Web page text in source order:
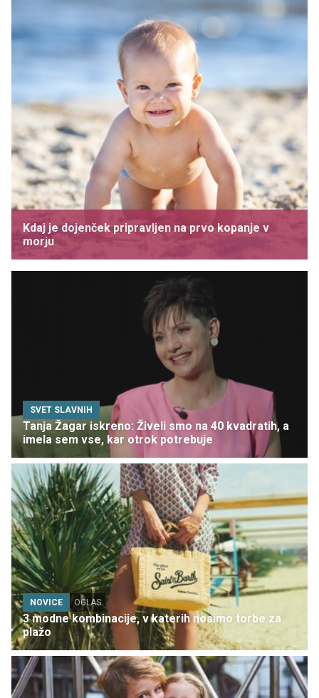
Kdaj je dojenček pripravljen na prvo kopanje v
morju
SVET SLAVNIH
Tanja Žagar iskreno: Živeli smo na 40 kvadratih, a
imela sem vse, kar otrok potrebuje
NOVICE OGLAS
3 modne kombinacije, v katerih nosimo torbe za
plažo